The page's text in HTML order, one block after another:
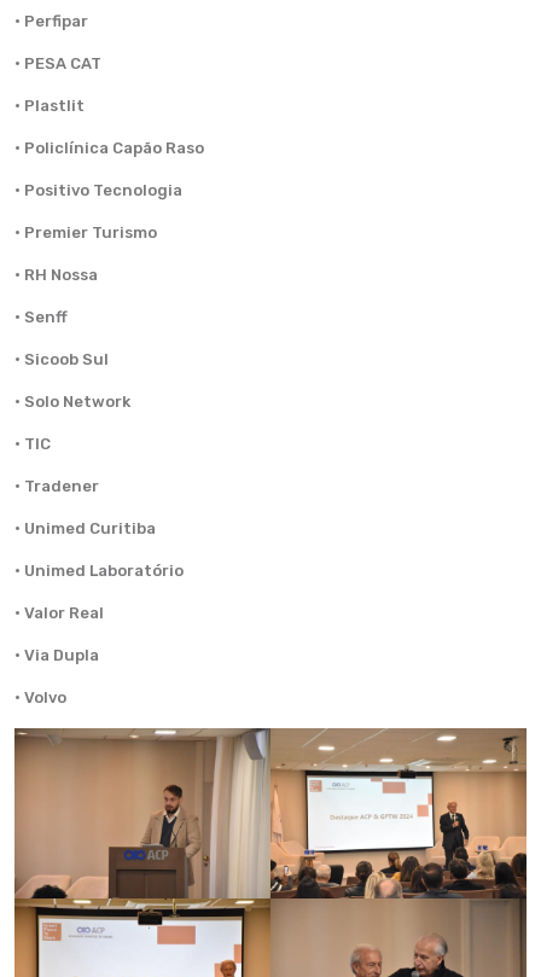
· Perfipar
· PESA CAT
· Plastlit
· Policlínica Capão Raso
· Positivo Tecnologia
· Premier Turismo
· RH Nossa
· Senff
· Sicoob Sul
· Solo Network
· TIC
· Tradener
· Unimed Curitiba
· Unimed Laboratório
· Valor Real
· Via Dupla
· Volvo